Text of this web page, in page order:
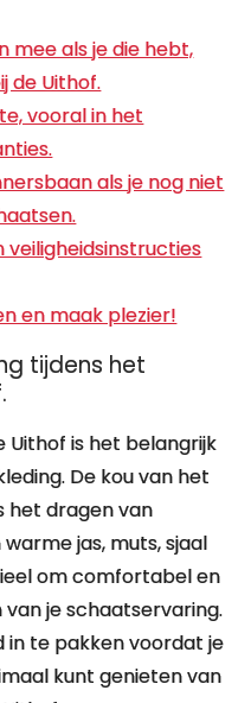
mee als je die hebt,
de Uithof.
vooral in het
als je nog niet
veiligheidsinstructies
en maak plezier!
tijdens het
Uithof is het belangrijk
De kou van het
het dragen van
jas, muts, sjaal
om comfortabel en
je schaatservaring.
in te pakken voordat je
kunt genieten van